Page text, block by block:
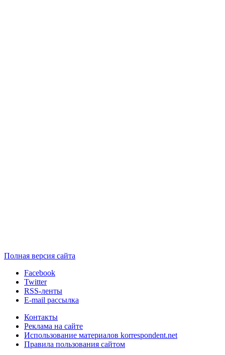
Полная версия сайта
Facebook
Twitter
RSS-ленты
E-mail рассылка
Контакты
Реклама на сайте
Использование материалов korrespondent.net
Правила пользования сайтом